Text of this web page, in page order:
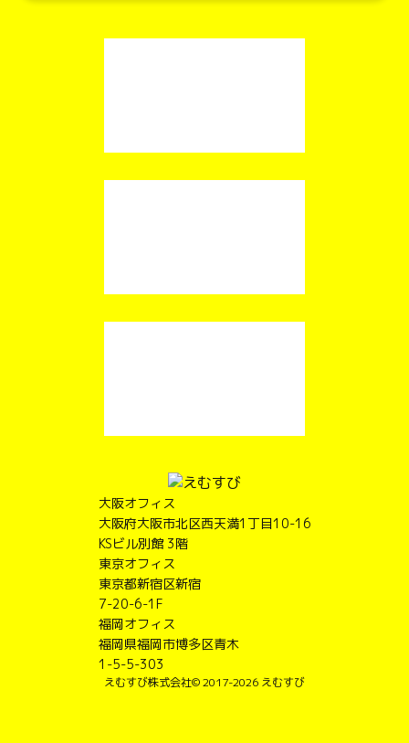
大阪オフィス
大阪府大阪市北区西天満1丁目10-16
KSビル別館 3階
東京オフィス
東京都新宿区新宿
7-20-6-1F
福岡オフィス
福岡県福岡市博多区青木
1-5-5-303
えむすび株式会社© 2017-2026 えむすび